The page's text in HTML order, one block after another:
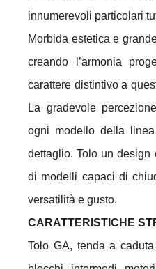
innumerevoli particolari
Morbida estetica e
creando l’armonia
carattere distintivo a
La gradevole
ogni modello della
dettaglio. Tolo un design
di modelli capaci di
versatilità e gusto.
CARATTERISTICHE
Tolo GA, tenda a